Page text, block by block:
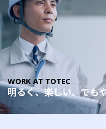
WORK AT TOTEC
明るく、楽しい、でも